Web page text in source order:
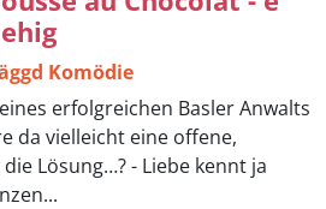
Komödie
erfolgreichen Basler Anwalts
da vielleicht eine offene,
Lösung…? - Liebe kennt ja